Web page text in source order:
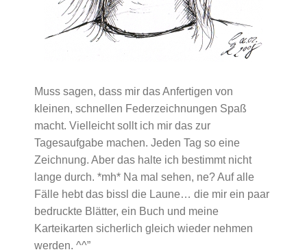
Muss sagen, dass mir das Anfertigen von
kleinen, schnellen Federzeichnungen Spaß
macht. Vielleicht sollt ich mir das zur
Tagesaufgabe machen. Jeden Tag so eine
Zeichnung. Aber das halte ich bestimmt nicht
lange durch. *mh* Na mal sehen, ne? Auf alle
Fälle hebt das bissl die Laune… die mir ein paar
bedruckte Blätter, ein Buch und meine
Karteikarten sicherlich gleich wieder nehmen
werden. ^^”